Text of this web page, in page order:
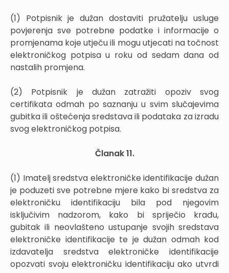
(1) Potpisnik je dužan dostaviti pružatelju usluge
povjerenja sve potrebne podatke i informacije o
promjenama koje utječu ili mogu utjecati na točnost
elektroničkog potpisa u roku od sedam dana od
nastalih promjena.
(2) Potpisnik je dužan zatražiti opoziv svog
certifikata odmah po saznanju u svim slučajevima
gubitka ili oštećenja sredstava ili podataka za izradu
svog elektroničkog potpisa.
Članak 11.
(1) Imatelj sredstva elektroničke identifikacije dužan
je poduzeti sve potrebne mjere kako bi sredstva za
elektroničku identifikaciju bila pod njegovim
isključivim nadzorom, kako bi spriječio krađu,
gubitak ili neovlašteno ustupanje svojih sredstava
elektroničke identifikacije te je dužan odmah kod
izdavatelja sredstva elektroničke identifikacije
opozvati svoju elektroničku identifikaciju ako utvrdi